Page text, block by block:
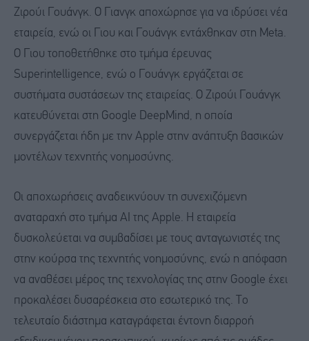
Ζιρούι Γουάνγκ. Ο Γιανγκ αποχώρησε για να ιδρύσει νέα
εταιρεία, ενώ οι Γιου και Γουάνγκ εντάχθηκαν στη Meta.
Ο Γιου τοποθετήθηκε στο τμήμα έρευνας
Superintelligence, ενώ ο Γουάνγκ εργάζεται σε
συστήματα συστάσεων της εταιρείας. Ο Ζιρούι Γουάνγκ
κατευθύνεται στη Google DeepMind, η οποία
συνεργάζεται ήδη με την Apple στην ανάπτυξη βασικών
μοντέλων τεχνητής νοημοσύνης.
Οι αποχωρήσεις αναδεικνύουν τη συνεχιζόμενη
αναταραχή στο τμήμα AI της Apple. Η εταιρεία
δυσκολεύεται να συμβαδίσει με τους ανταγωνιστές της
στην κούρσα της τεχνητής νοημοσύνης, ενώ η απόφαση
να αναθέσει μέρος της τεχνολογίας της στην Google έχει
προκαλέσει δυσαρέσκεια στο εσωτερικό της. Το
τελευταίο διάστημα καταγράφεται έντονη διαρροή